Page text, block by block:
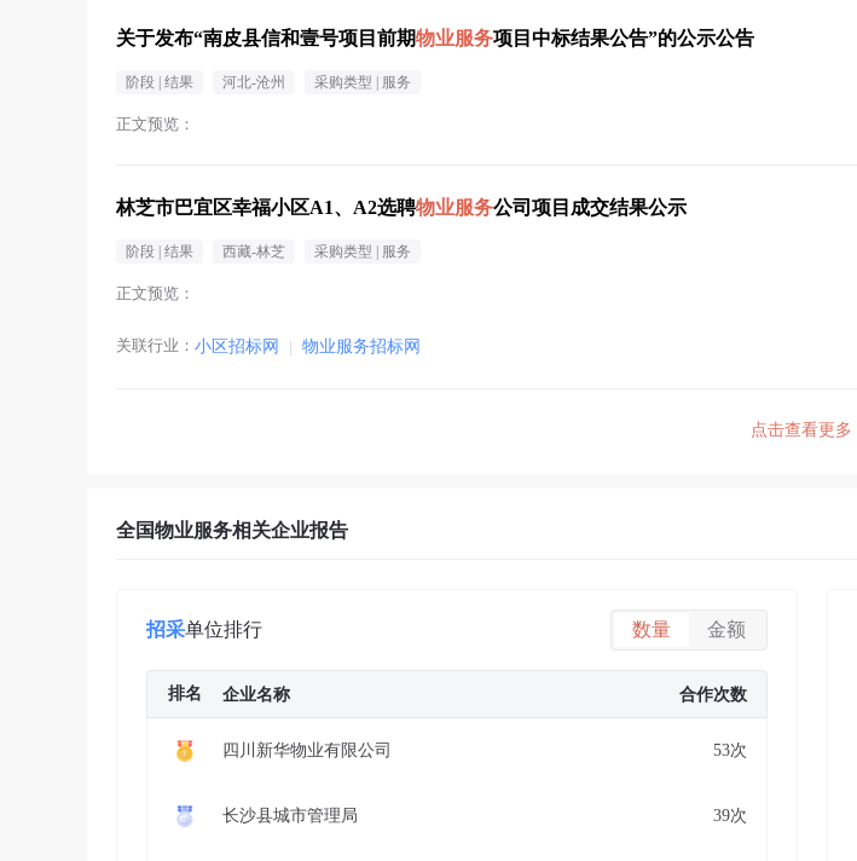
关于发布“南皮县信和壹号项目前期物业服务项目中标结果公告”的公示公告
阶段 | 结果 河北-沧州 采购类型 | 服务
正文预览：
林芝市巴宜区幸福小区A1、A2选聘物业服务公司项目成交结果公示
阶段 | 结果 西藏-林芝 采购类型 | 服务
正文预览：
关联行业： 小区招标网 | 物业服务招标网
点击查看更多
全国物业服务相关企业报告
招采单位排行 数量 金额
排名 企业名称 合作次数
四川新华物业有限公司 53次
长沙县城市管理局 39次